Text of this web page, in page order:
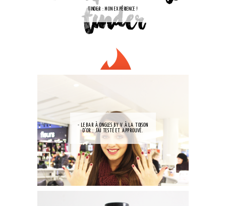
TINDER : MON EXPÉRIENCE !
- LE BAR À ONGLES BY V À LA TOISON
D'OR : J'AI TESTÉ ET APPROUVÉ.